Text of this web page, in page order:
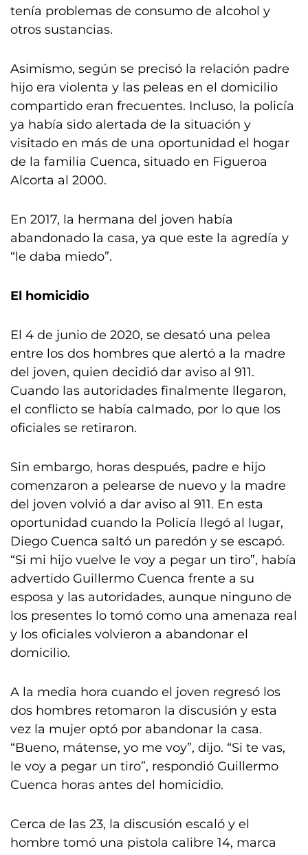
tenía problemas de consumo de alcohol y
otros sustancias.
Asimismo, según se precisó la relación padre
hijo era violenta y las peleas en el domicilio
compartido eran frecuentes. Incluso, la policía
ya había sido alertada de la situación y
visitado en más de una oportunidad el hogar
de la familia Cuenca, situado en Figueroa
Alcorta al 2000.
En 2017, la hermana del joven había
abandonado la casa, ya que este la agredía y
“le daba miedo”.
El homicidio
El 4 de junio de 2020, se desató una pelea
entre los dos hombres que alertó a la madre
del joven, quien decidió dar aviso al 911.
Cuando las autoridades finalmente llegaron,
el conflicto se había calmado, por lo que los
oficiales se retiraron.
Sin embargo, horas después, padre e hijo
comenzaron a pelearse de nuevo y la madre
del joven volvió a dar aviso al 911. En esta
oportunidad cuando la Policía llegó al lugar,
Diego Cuenca saltó un paredón y se escapó.
“Si mi hijo vuelve le voy a pegar un tiro”, había
advertido Guillermo Cuenca frente a su
esposa y las autoridades, aunque ninguno de
los presentes lo tomó como una amenaza real
y los oficiales volvieron a abandonar el
domicilio.
A la media hora cuando el joven regresó los
dos hombres retomaron la discusión y esta
vez la mujer optó por abandonar la casa.
“Bueno, mátense, yo me voy”, dijo. “Si te vas,
le voy a pegar un tiro”, respondió Guillermo
Cuenca horas antes del homicidio.
Cerca de las 23, la discusión escaló y el
hombre tomó una pistola calibre 14, marca